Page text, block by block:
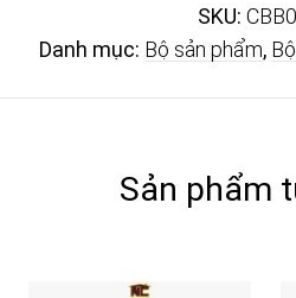
SKU:
Danh mục: Bộ sản phẩm,
Sản phẩm